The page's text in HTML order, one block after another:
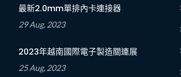
最新2.0mm單排內卡連接器
29 Aug, 2023
2023年越南國際電子製造關連展
25 Aug, 2023